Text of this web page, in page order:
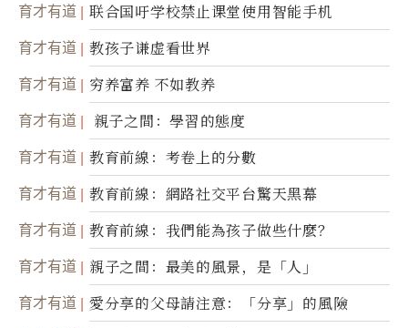
育才有道 联合国吁学校禁止课堂使用智能手机
育才有道 教孩子谦虚看世界
育才有道 穷养富养 不如教养
育才有道 親子之間：學習的態度
育才有道 教育前線：考卷上的分數
育才有道 教育前線：網路社交平台驚天黑幕
育才有道 教育前線：我們能為孩子做些什麼？
育才有道 親子之間：最美的風景，是「人」
育才有道 愛分享的父母請注意：「分享」的風險